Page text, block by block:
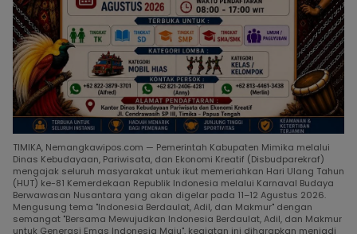
TIMIKA, Nemangkawipos.com — Pemerintah Kabupaten Mimika melalui
Dinas Kebudayaan, Pariwisata, dan Ekonomi Kreatif (Disbudparekraf)
mengajak seluruh masyarakat untuk ikut memeriahkan Hari Ulang Tahun
(HUT) ke-81 Kemerdekaan Republik Indonesia melalui Karnaval Budaya
Berwawasan Nusantara yang akan digelar pada 11–12 Agustus 2026.
Mengusung tema "Indonesia Berdaulat, Adil, dan Makmur" dengan
semangat "Bersama Mewujudkan Indonesia Berdaulat, Adil, dan Makmur
untuk Generasi Emas Indonesia Maju", kegiatan ini diharapkan menjadi